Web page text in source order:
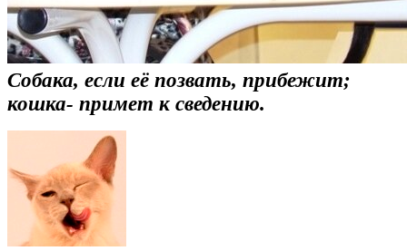
Собака, если её позвать, прибежит;
кошка- примет к сведению.